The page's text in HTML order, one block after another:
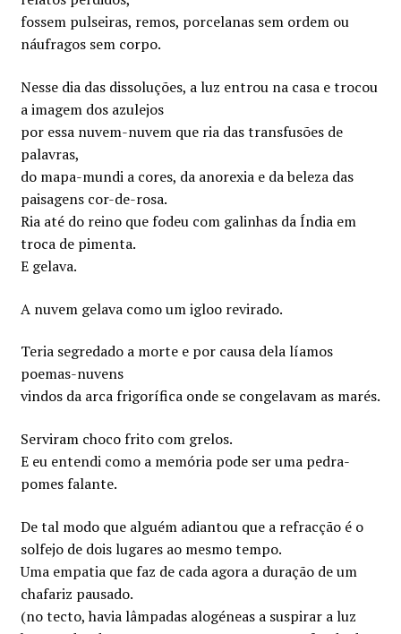
fossem pulseiras, remos, porcelanas sem ordem ou
náufragos sem corpo.
Nesse dia das dissoluções, a luz entrou na casa e trocou
a imagem dos azulejos
por essa nuvem-nuvem que ria das transfusões de
palavras,
do mapa-mundi a cores, da anorexia e da beleza das
paisagens cor-de-rosa.
Ria até do reino que fodeu com galinhas da Índia em
troca de pimenta.
E gelava.
A nuvem gelava como um igloo revirado.
Teria segredado a morte e por causa dela líamos
poemas-nuvens
vindos da arca frigorífica onde se congelavam as marés.
Serviram choco frito com grelos.
E eu entendi como a memória pode ser uma pedra-
pomes falante.
De tal modo que alguém adiantou que a refracção é o
solfejo de dois lugares ao mesmo tempo.
Uma empatia que faz de cada agora a duração de um
chafariz pausado.
(no tecto, havia lâmpadas alogéneas a suspirar a luz